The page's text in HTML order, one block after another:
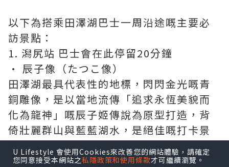
以下為搭乘田澤湖巴士一周沿途嘅主要必
訪景點：
1. 潟尻站 巴士會在此停留20分鐘
• 辰子像（たつこ像）
田澤湖最具代表性的地標，閃閃金光嘅青
銅雕像，是以當地流傳「追求永恆美貌而
化為龍神」嘅辰子姬傳說為原型打造，背
倚壯麗群山與藍藍湖水，是絕佳嘅打卡景
點。
點擊圖片放大
U Lifestyle 會使用Cookies來改善您的網站體驗，請確定
您同意接受本網站之私隱政策和使用條款才可繼續瀏覽。